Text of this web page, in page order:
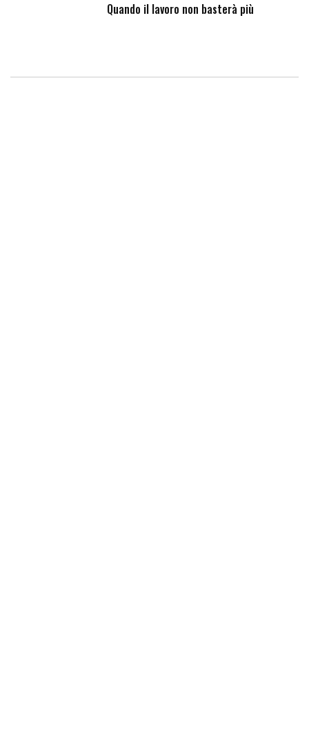
Quando il lavoro non basterà più